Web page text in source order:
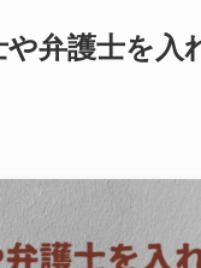
や弁護士を